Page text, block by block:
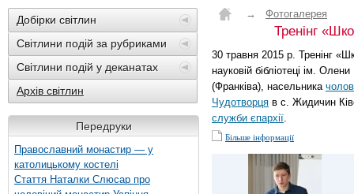
Добірки світлин
Світлини подій за рубриками
Світлини подій у деканатах
Архів світлин
Передруки
Православний монастир — у
католицькому костелі
Стаття Наталки Слюсар про
→ Фотогалерея
Тренінг
30 травня 2015 р. Тренінг
науковій бібліотеці ім.
(Франківа), насельника
Чудотворця в с. Жидичин
служби єпархії.
Більше інформації